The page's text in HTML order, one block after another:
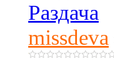
Раздача
missdeva